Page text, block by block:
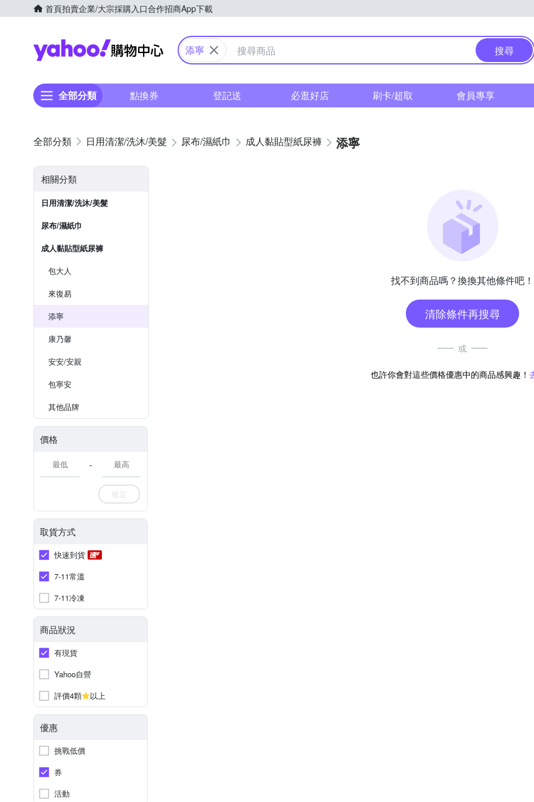
首頁拍賣企業/大宗採購入口合作招商App下載
Yahoo購物中心
添寧 搜尋
全部分類 點換券 登記送 必逛好店 刷卡/超取 會員專享
日用清潔/洗沐/美髮 尿布/濕紙巾 成人黏貼型紙尿褲 添寧
相關分類
日用清潔/洗沐/美髮
尿布/濕紙巾
成人黏貼型紙尿褲
包大人
來復易
添寧
康乃馨
安安/安親
包寧安
其他品牌
價格
-
確定
取貨方式
快速到貨
7-11常溫
7-11冷凍
商品狀況
有現貨
Yahoo自營
評價4顆
以上
優惠
挑戰低價
券
活動
找不到商品嗎？換換其他條件吧！
清除條件再搜尋
或
也許你會對這些價格優惠中的商品感興趣！